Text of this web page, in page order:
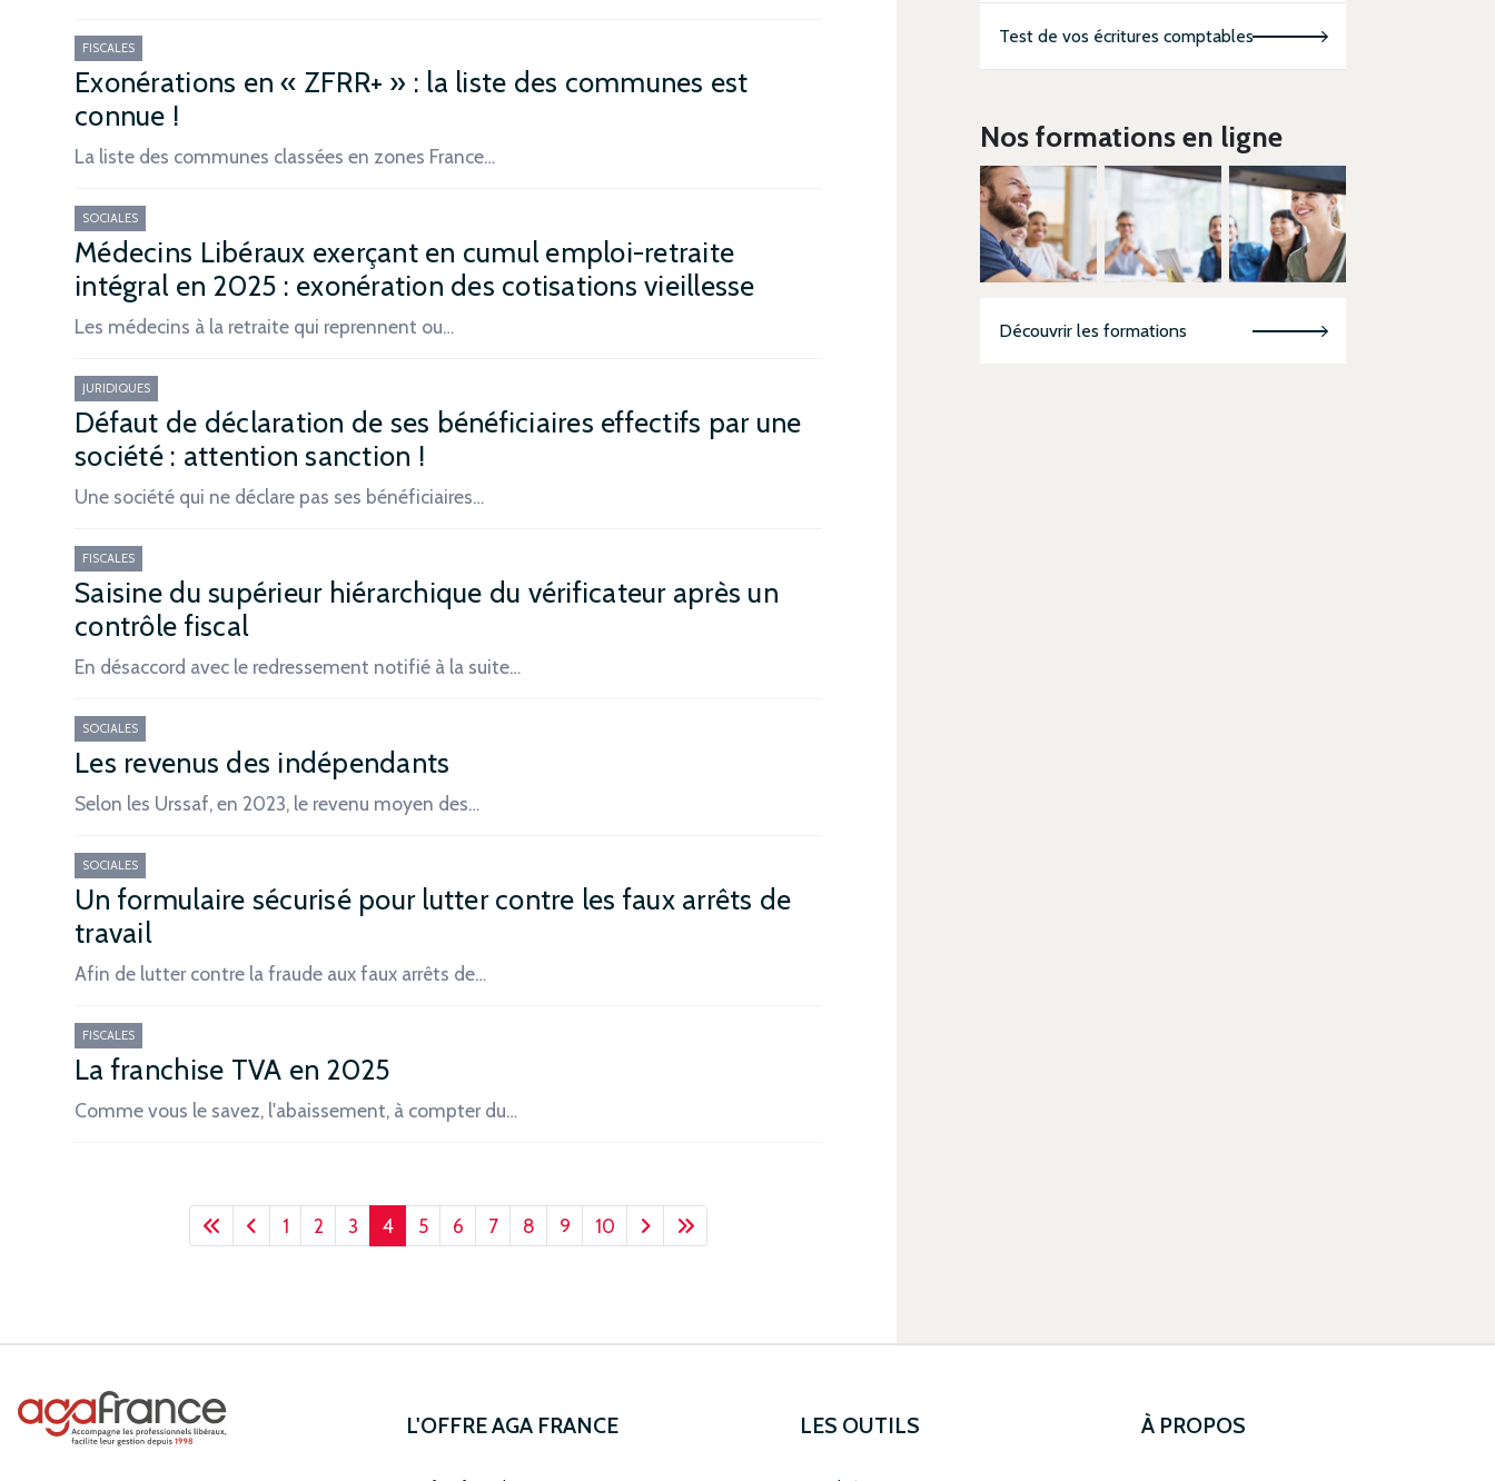
FISCALES
Exonérations en « ZFRR+ » : la liste des communes est
connue !
La liste des communes classées en zones France…
SOCIALES
Médecins Libéraux exerçant en cumul emploi-retraite
intégral en 2025 : exonération des cotisations vieillesse
Les médecins à la retraite qui reprennent ou…
JURIDIQUES
Défaut de déclaration de ses bénéficiaires effectifs par une
société : attention sanction !
Une société qui ne déclare pas ses bénéficiaires…
FISCALES
Saisine du supérieur hiérarchique du vérificateur après un
contrôle fiscal
En désaccord avec le redressement notifié à la suite…
SOCIALES
Les revenus des indépendants
Selon les Urssaf, en 2023, le revenu moyen des…
SOCIALES
Un formulaire sécurisé pour lutter contre les faux arrêts de
travail
Afin de lutter contre la fraude aux faux arrêts de…
FISCALES
La franchise TVA en 2025
Comme vous le savez, l'abaissement, à compter du…
1 2 3 4 5 6 7 8 9 10
Test de vos écritures comptables
Nos formations en ligne
Découvrir les formations
L'OFFRE AGA FRANCE LES OUTILS À PROPOS